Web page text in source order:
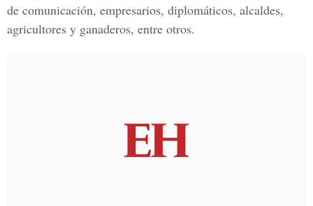
de comunicación, empresarios, diplomáticos, alcaldes,
agricultores y ganaderos, entre otros.